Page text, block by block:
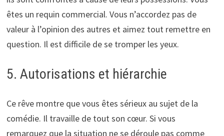
êtes un requin commercial. Vous n’accordez pas de
valeur à l’opinion des autres et aimez tout remettre en
question. Il est difficile de se tromper les yeux.
5. Autorisations et hiérarchie
Ce rêve montre que vous êtes sérieux au sujet de la
comédie. Il travaille de tout son cœur. Si vous
remarquez que la situation ne se déroule pas comme